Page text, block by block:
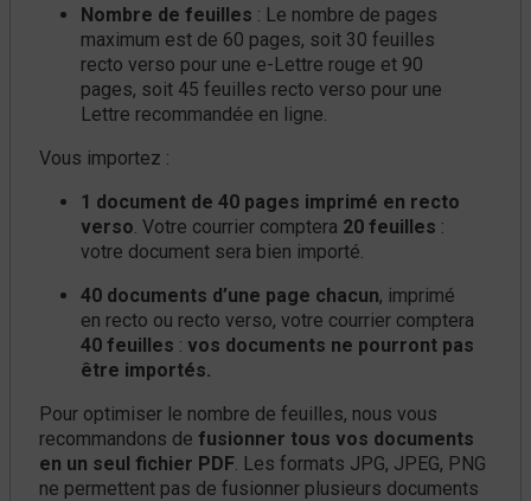
Nombre de feuilles : Le nombre de pages
maximum est de 60 pages, soit 30 feuilles
recto verso pour une e-Lettre rouge et 90
pages, soit 45 feuilles recto verso pour une
Lettre recommandée en ligne.
Vous importez :
1 document de 40 pages imprimé en recto
verso. Votre courrier comptera 20 feuilles :
votre document sera bien importé.
40 documents d’une page chacun, imprimé
en recto ou recto verso, votre courrier comptera
40 feuilles : vos documents ne pourront pas
être importés.
Pour optimiser le nombre de feuilles, nous vous
recommandons de fusionner tous vos documents
en un seul fichier PDF. Les formats JPG, JPEG, PNG
ne permettent pas de fusionner plusieurs documents